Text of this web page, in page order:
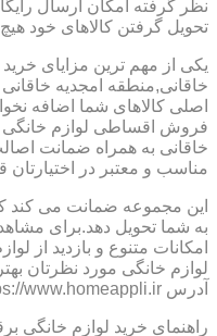
نظر گرفته امکان ارسال
تحویل گرفتن کالاهای خود
یکی از مهم ترین مزایای
خاقانی,منطقه امجدیه
اصلی کالاهای شما اضافه
فروش اقساطی لوازم خانگی
خاقانی به همراه ضمانت
مناسب و معتبر در اختیارتان
این مجموعه ضمانت می کند
به شما تحویل دهد.برای
امکانات متنوع و بازدید از
لوازم خانگی مورد نظرتان
آدرس https://www.homeappli.ir سر بزنید.
راهنمای خرید لوازم خانگی